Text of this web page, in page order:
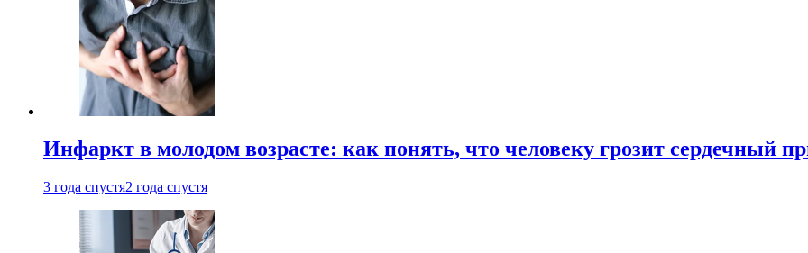
Инфаркт в молодом возрасте: как понять, что человеку грозит сердечный
3 года спустя2 года спустя